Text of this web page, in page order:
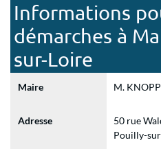
Informations
démarches à
sur-Loire
Maire M.
Adresse
50 rue
Pouilly-